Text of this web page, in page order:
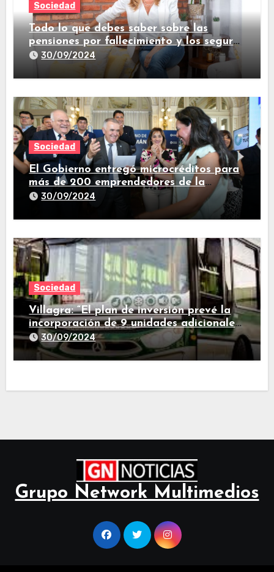
Sociedad
Todo lo que debes saber sobre las
pensiones por fallecimiento y los seguros
de vida
30/09/2024
Sociedad
El Gobierno entregó microcréditos para
más de 200 emprendedores de la
provincia
30/09/2024
Sociedad
Villagra: “El plan de inversión prevé la
incorporación de 9 unidades adicionales
para 2025″
30/09/2024
Grupo Network Multimedios